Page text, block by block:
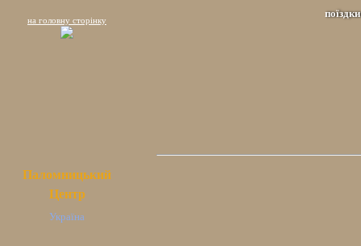
поїздки
на головну сторінку
Паломницький
Центр
Україна